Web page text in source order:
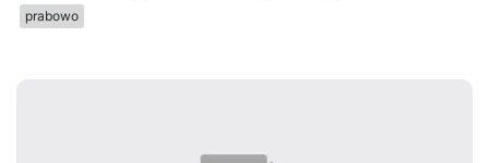
prabowo